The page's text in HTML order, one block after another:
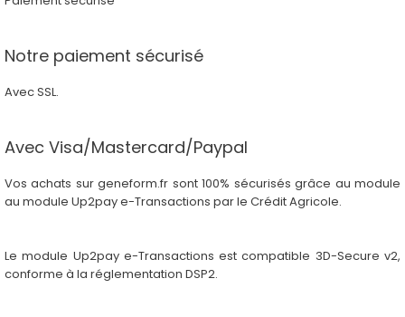
Notre paiement sécurisé
Avec SSL.
Avec Visa/Mastercard/Paypal
Vos achats sur geneform.fr sont 100% sécurisés grâce au module
au module Up2pay e-Transactions par le Crédit Agricole.
Le module Up2pay e-Transactions est compatible 3D-Secure v2,
conforme à la réglementation DSP2.